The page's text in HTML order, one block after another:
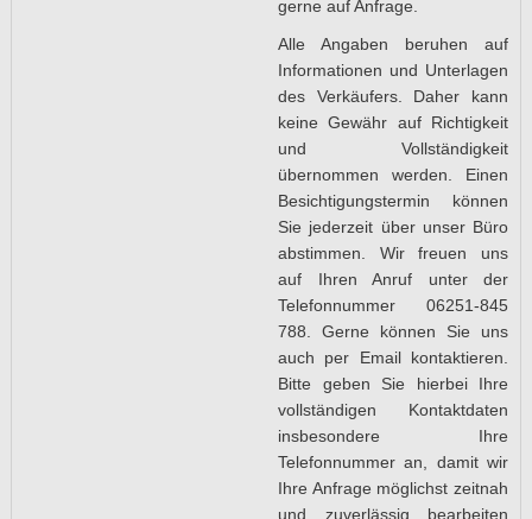
gerne auf Anfrage.
Alle Angaben beruhen auf
Informationen und Unterlagen
des Verkäufers. Daher kann
keine Gewähr auf Richtigkeit
und Vollständigkeit
übernommen werden. Einen
Besichtigungstermin können
Sie jederzeit über unser Büro
abstimmen. Wir freuen uns
auf Ihren Anruf unter der
Telefonnummer 06251-845
788. Gerne können Sie uns
auch per Email kontaktieren.
Bitte geben Sie hierbei Ihre
vollständigen Kontaktdaten
insbesondere Ihre
Telefonnummer an, damit wir
Ihre Anfrage möglichst zeitnah
und zuverlässig bearbeiten